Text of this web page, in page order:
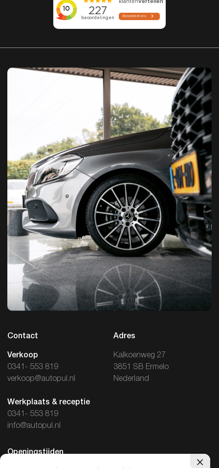
Contact
Verkoop
0341- 553 819
verkoop@autopul.nl
Werkplaats & receptie
0341- 553 819
info@autopul.nl
Adres
Kalkoenweg 27
3851 SB Ermelo
Nederland
Openingstijden